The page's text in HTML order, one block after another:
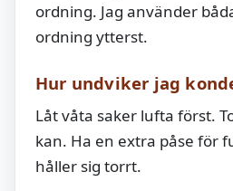
ordning. Jag använder
ordning ytterst.
Hur undviker jag
Låt våta saker lufta först.
kan. Ha en extra påse för
håller sig torrt.